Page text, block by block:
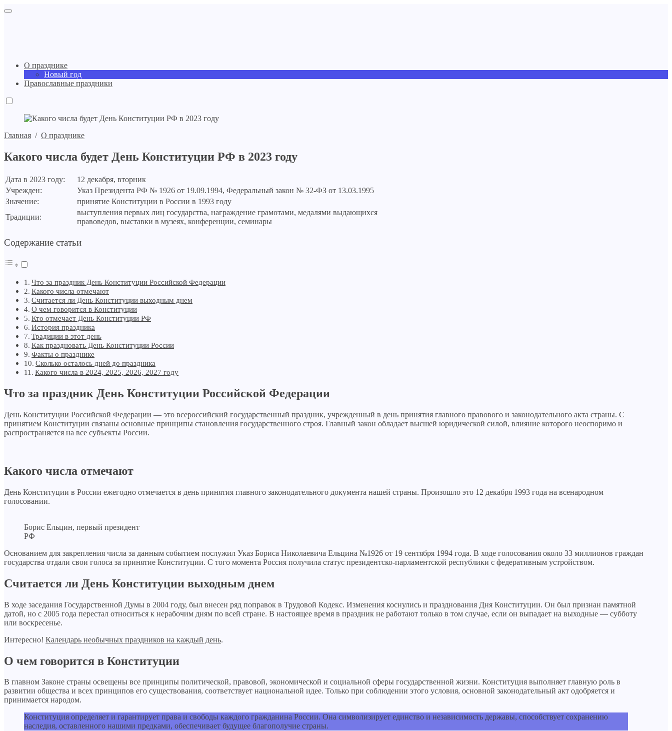
О празднике
Новый год
Православные праздники
Главная / О празднике
Какого числа будет День Конституции РФ в 2023 году
Дата в 2023 году:
12 декабря, вторник
Учрежден:
Указ Президента РФ № 1926 от 19.09.1994, Федеральный закон № 32-ФЗ от 13.03.1995
Значение:
принятие Конституции в России в 1993 году
Традиции:
выступления первых лиц государства, награждение грамотами, медалями выдающихся
правоведов, выставки в музеях, конференции, семинары
Содержание статьи
Что за праздник День Конституции Российской Федерации
Какого числа отмечают
Считается ли День Конституции выходным днем
О чем говорится в Конституции
Кто отмечает День Конституции РФ
История праздника
Традиции в этот день
Как праздновать День Конституции России
Факты о празднике
Сколько осталось дней до праздника
Какого числа в 2024, 2025, 2026, 2027 году
Что за праздник День Конституции Российской Федерации
День Конституции Российской Федерации — это всероссийский государственный праздник, учрежденный в день принятия главного правового и законодательного акта страны. С
принятием Конституции связаны основные принципы становления государственного строя. Главный закон обладает высшей юридической силой, влияние которого неоспоримо и
распространяется на все субъекты России.
Какого числа отмечают
День Конституции в России ежегодно отмечается в день принятия главного законодательного документа нашей страны. Произошло это 12 декабря 1993 года на всенародном
голосовании.
Борис Ельцин, первый президент
РФ
Основанием для закрепления числа за данным событием послужил Указ Бориса Николаевича Ельцина №1926 от 19 сентября 1994 года. В ходе голосования около 33 миллионов граждан
государства отдали свои голоса за принятие Конституции. С того момента Россия получила статус президентско-парламентской республики с федеративным устройством.
Считается ли День Конституции выходным днем
В ходе заседания Государственной Думы в 2004 году, был внесен ряд поправок в Трудовой Кодекс. Изменения коснулись и празднования Дня Конституции. Он был признан памятной
датой, но с 2005 года перестал относиться к нерабочим дням по всей стране. В настоящее время в праздник не работают только в том случае, если он выпадает на выходные — субботу
или воскресенье.
Интересно! Календарь необычных праздников на каждый день.
О чем говорится в Конституции
В главном Законе страны освещены все принципы политической, правовой, экономической и социальной сферы государственной жизни. Конституция выполняет главную роль в
развитии общества и всех принципов его существования, соответствует национальной идее. Только при соблюдении этого условия, основной законодательный акт одобряется и
принимается народом.
Конституция определяет и гарантирует права и свободы каждого гражданина России. Она символизирует единство и независимость державы, способствует сохранению
наследия, оставленного нашими предками, обеспечивает будущее благополучие страны.